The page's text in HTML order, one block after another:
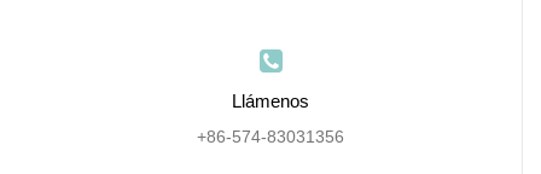
Llámenos
+86-574-83031356